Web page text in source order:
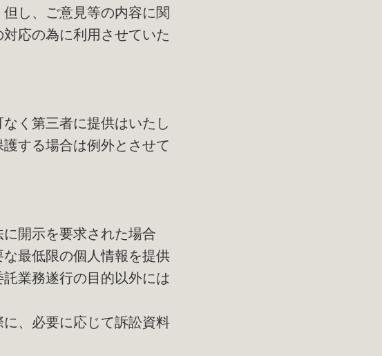
し、ご意見等の内容に関
応の為に利用させていた
く第三者に提供はいたし
する場合は例外とさせて
開示を要求された場合
最低限の個人情報を提供
業務遂行の目的以外には
、必要に応じて訴訟資料